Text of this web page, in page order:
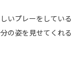
いプレーをしている
の姿を見せてくれる